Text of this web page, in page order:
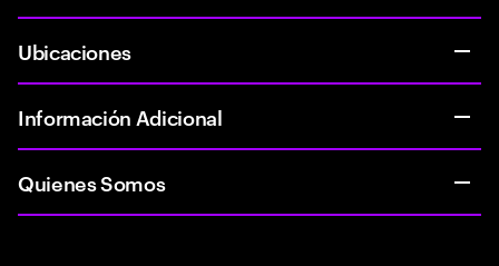
Ubicaciones
Información Adicional
Quienes Somos